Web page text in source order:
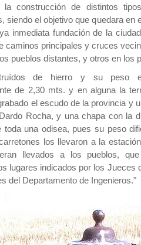
la construcción de distintos
siendo el objetivo que quedara en
inmediata fundación de la
caminos principales y cruces
pueblos distantes, y otros en los
de hierro y su peso
de 2,30 mts. y en alguna la
el escudo de la provincia y
Rocha, y una chapa con la
toda una odisea, pues su peso
los llevaron a la
llevados a los pueblos,
lugares indicados por los Jueces
del Departamento de Ingenieros."